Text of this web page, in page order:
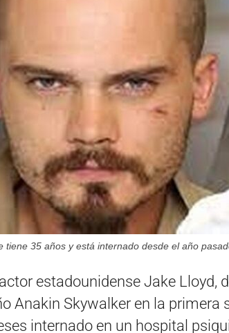
tiene 35 años y está internado desde el año
estadounidense Jake Lloyd,
Anakin Skywalker en la primera
internado en un hospital